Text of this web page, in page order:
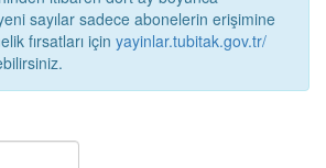
sayılar sadece abonelerin erişimine
Abonelik fırsatları için yayinlar.tubitak.gov.tr/